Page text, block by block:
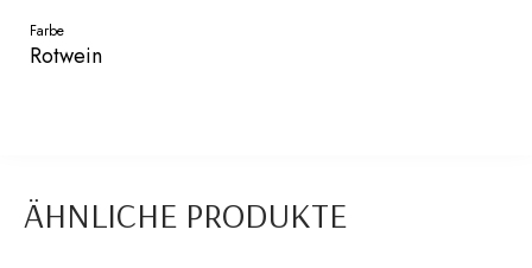
Farbe
Rotwein
ÄHNLICHE PRODUKTE